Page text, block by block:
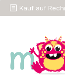
Hauptinhalt
Zur Suche
ZurKauf auf